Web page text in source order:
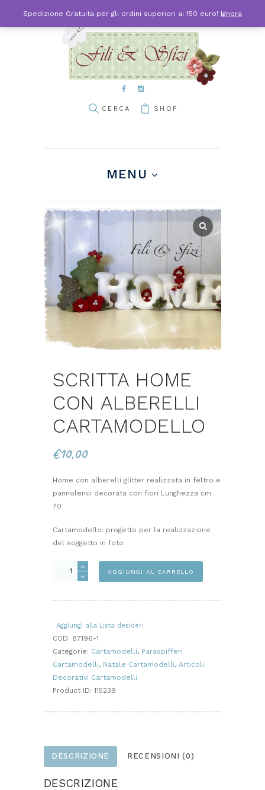
SHOP
MENU
SCRITTA HOME
CON ALBERELLI
CARTAMODELLO
€10,00
Home con alberelli glitter realizzata in feltro e
pannolenci decorata con fiori Lunghezza cm
70
Cartamodello: progetto per la realizzazione
del soggetto in foto
SCRITTA
AGGIUNGI AL CARRELLO
Aggiungi alla Lista desideri
COD: 87196-1
Categorie: Cartamodelli, Paraspifferi
Cartamodelli, Natale Cartamodelli, Articoli
Decorativi Cartamodelli
Product ID: 115239
DESCRIZIONE RECENSIONI (0)
DESCRIZIONE
Spedizione Gratuita per gli ordini superiori ai 150 euro! Ignora